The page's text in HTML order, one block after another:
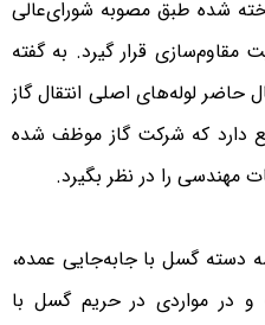
گسل ساخته شده طبق مصوبه شورای‌عالی
مقاوم‌سازی قرار گیرد. به گفته
حاضر لوله‌های اصلی انتقال گاز
دارد که شرکت گاز موظف شده
مهندسی را در نظر بگیرد.
دسته گسل با جابه‌جایی عمده،
مواردی در حریم گسل با